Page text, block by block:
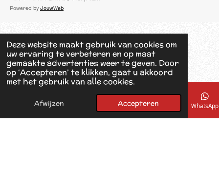
Deze website maakt gebruik van cookies om
uw ervaring te verbeteren en op maat
gemaakte advertenties weer te geven. Door
op ‘Accepteren’ te klikken, gaat u akkoord
met het gebruik van alle cookies.
Afwijzen Accepteren
c
o
o
k
Powered by JouwWeb
E-mailadres Telefoonnummer Kaart Facebook WhatsApp